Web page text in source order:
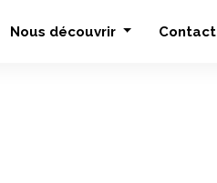
Nous découvrir Contact